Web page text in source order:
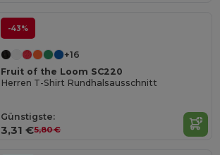
-43%
+16
Fruit of the Loom SC220
Herren T-Shirt Rundhalsausschnitt
Günstigste:
3,31 €5,80 €